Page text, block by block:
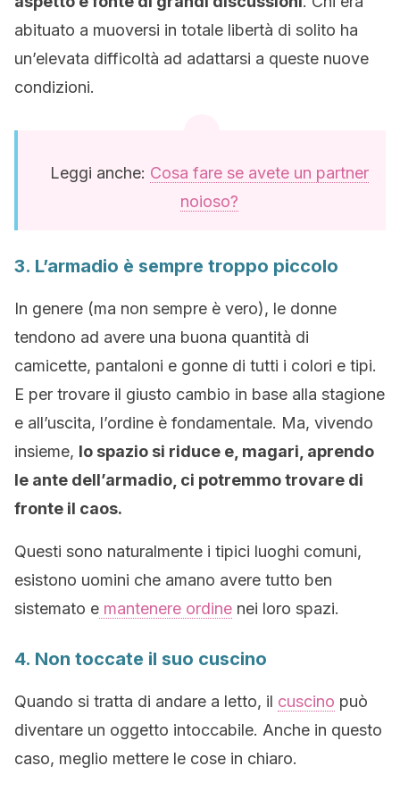
abituato a muoversi in totale libertà di solito ha
un’elevata difficoltà ad adattarsi a queste nuove
condizioni.
Leggi anche: Cosa fare se avete un partner
noioso?
3. L’armadio è sempre troppo piccolo
In genere (ma non sempre è vero), le donne
tendono ad avere una buona quantità di
camicette, pantaloni e gonne di tutti i colori e tipi.
E per trovare il giusto cambio in base alla stagione
e all’uscita, l’ordine è fondamentale. Ma, vivendo
insieme, lo spazio si riduce e, magari, aprendo
le ante dell’armadio, ci potremmo trovare di
fronte il caos.
Questi sono naturalmente i tipici luoghi comuni,
esistono uomini che amano avere tutto ben
sistemato e mantenere ordine nei loro spazi.
4. Non toccate il suo cuscino
Quando si tratta di andare a letto, il cuscino può
diventare un oggetto intoccabile. Anche in questo
caso, meglio mettere le cose in chiaro.